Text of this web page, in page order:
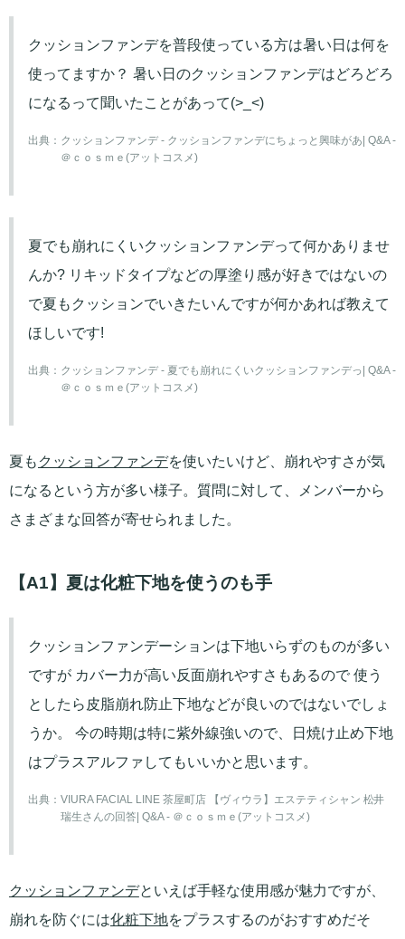
クッションファンデを普段使っている方は暑い日は何を
使ってますか？ 暑い日のクッションファンデはどろどろ
になるって聞いたことがあって(>_<)
出典： クッションファンデ - クッションファンデにちょっと興味があ| Q&A -
＠ｃｏｓｍｅ(アットコスメ)
夏でも崩れにくいクッションファンデって何かありませ
んか? リキッドタイプなどの厚塗り感が好きではないの
で夏もクッションでいきたいんですが何かあれば教えて
ほしいです!
出典： クッションファンデ - 夏でも崩れにくいクッションファンデっ| Q&A -
＠ｃｏｓｍｅ(アットコスメ)
夏も クッションファンデを使いたいけど、崩れやすさが気
になるという方が多い様子。質問に対して、メンバーから
さまざまな回答が寄せられました。
【A1】夏は化粧下地を使うのも手
クッションファンデーションは下地いらずのものが多い
ですが カバー力が高い反面崩れやすさもあるので 使う
としたら皮脂崩れ防止下地などが良いのではないでしょ
うか。 今の時期は特に紫外線強いので、日焼け止め下地
はプラスアルファしてもいいかと思います。
出典： VIURA FACIAL LINE 茶屋町店 【ヴィウラ】エステティシャン 松井
瑞生さんの回答| Q&A - ＠ｃｏｓｍｅ(アットコスメ)
クッションファンデといえば手軽な使用感が魅力ですが、
崩れを防ぐには化粧下地をプラスするのがおすすめだそ